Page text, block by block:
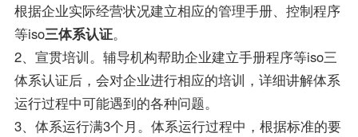
根据企业实际经营状况建立相应的管理手册、控制程序
等iso三体系认证。
2、宣贯培训。辅导机构帮助企业建立手册程序等iso三
体系认证后，会对企业进行相应的培训，详细讲解体系
运行过程中可能遇到的各种问题。
3、体系运行满3个月。体系运行过程中，根据标准的要